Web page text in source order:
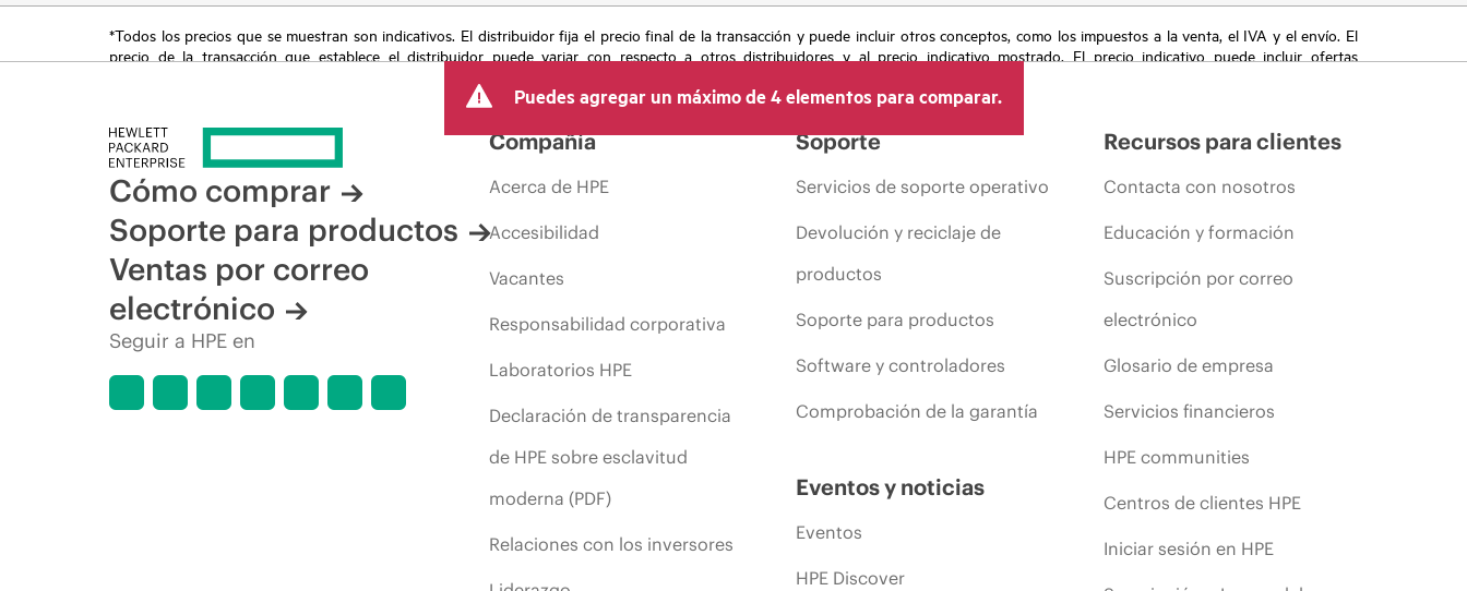
*Todos los precios que se muestran son indicativos. El distribuidor fija el precio final de la transacción y puede incluir otros conceptos, como los impuestos a la venta, el IVA y el envío. El
precio de la transacción que establece el distribuidor puede variar con respecto a otros distribuidores y al precio indicativo mostrado. El precio indicativo puede incluir ofertas
del mercado, descatalogación de productos, disponibilidad limitada de productos, promociones de fin de la vida útil y errores en los anuncios.
Puedes agregar un máximo de 4 elementos para comparar.
Cómo comprar
Soporte para productos
Ventas por correo
electrónico
Seguir a HPE en
Compañía
Acerca de HPE
Accesibilidad
Vacantes
Responsabilidad corporativa
Laboratorios HPE
Declaración de transparencia
de HPE sobre esclavitud
moderna (PDF)
Relaciones con los inversores
Soporte
Servicios de soporte operativo
Devolución y reciclaje de
productos
Soporte para productos
Software y controladores
Comprobación de la garantía
Eventos y noticias
Eventos
HPE Discover
Recursos para clientes
Contacta con nosotros
Educación y formación
Suscripción por correo
electrónico
Glosario de empresa
Servicios financieros
HPE communities
Centros de clientes HPE
Iniciar sesión en HPE